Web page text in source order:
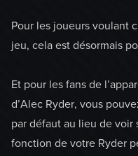
Pour les joueurs voulant
jeu, cela est désormais
Et pour les fans de
d’Alec Ryder, vous
par défaut au lieu de voir
fonction de votre Ryder